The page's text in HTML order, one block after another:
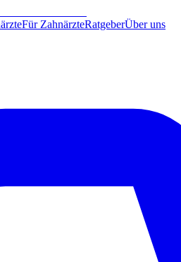
Für ZahnärzteRatgeberÜber uns